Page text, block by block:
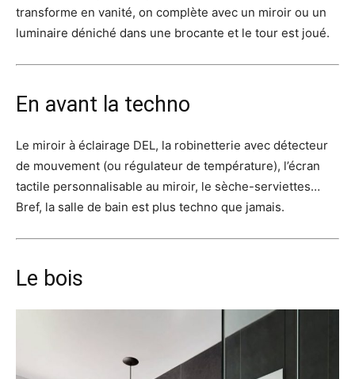
transforme en vanité, on complète avec un miroir ou un
luminaire déniché dans une brocante et le tour est joué.
En avant la techno
Le miroir à éclairage DEL, la robinetterie avec détecteur
de mouvement (ou régulateur de température), l’écran
tactile personnalisable au miroir, le sèche-serviettes…
Bref, la salle de bain est plus techno que jamais.
Le bois